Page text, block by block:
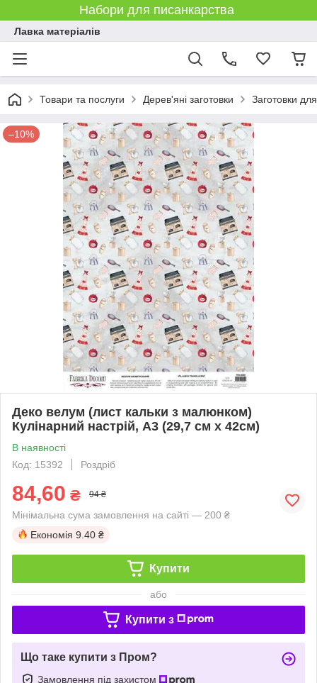
Набори для писанкарства
Лавка матеріалів
Товари та послуги Дерев'яні заготовки Заготовки
–10%
Деко велум (лист кальки з малюнком)
Кулінарний настрій, А3 (29,7 см х 42см)
В наявності
Код: 15392
Роздріб
84,60 ₴ 94 ₴
Мінімальна сума замовлення на сайті — 200 ₴
Економія 9.40 ₴
Купити
або
Купити з
Що таке купити з Пром?
Замовлення під захистом